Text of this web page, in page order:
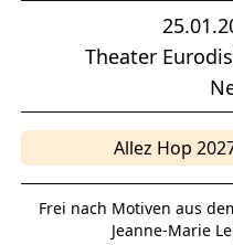
Theater
Allez Hop
Frei nach Motiven aus
Jeanne-Marie